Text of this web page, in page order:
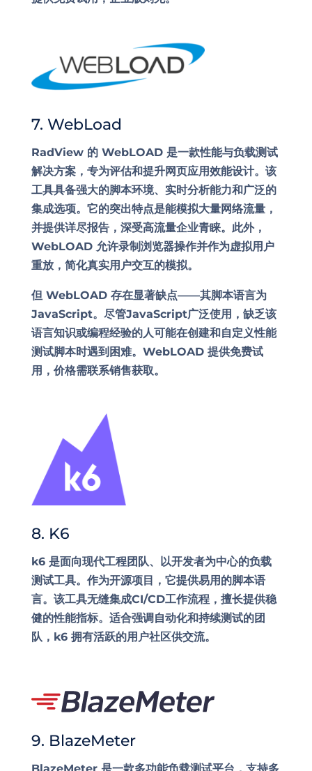
7. WebLoad
RadView 的 WebLOAD 是一款性能与负载测试
解决方案，专为评估和提升网页应用效能设计。该
工具具备强大的脚本环境、实时分析能力和广泛的
集成选项。它的突出特点是能模拟大量网络流量，
并提供详尽报告，深受高流量企业青睐。此外，
WebLOAD 允许录制浏览器操作并作为虚拟用户
重放，简化真实用户交互的模拟。
但 WebLOAD 存在显著缺点——其脚本语言为
JavaScript。尽管JavaScript广泛使用，缺乏该
语言知识或编程经验的人可能在创建和自定义性能
测试脚本时遇到困难。WebLOAD 提供免费试
用，价格需联系销售获取。
8. K6
k6 是面向现代工程团队、以开发者为中心的负载
测试工具。作为开源项目，它提供易用的脚本语
言。该工具无缝集成CI/CD工作流程，擅长提供稳
健的性能指标。适合强调自动化和持续测试的团
队，k6 拥有活跃的用户社区供交流。
9. BlazeMeter